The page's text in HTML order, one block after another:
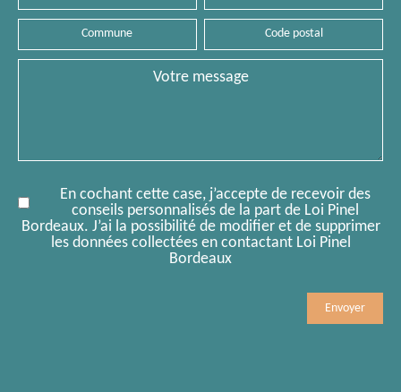
Commune
postal
En cochant cette case, j’accepte de recevoir des
conseils personnalisés de la part de Loi Pinel
Bordeaux. J’ai la possibilité de modifier et de supprimer
les données collectées en contactant Loi Pinel
Bordeaux